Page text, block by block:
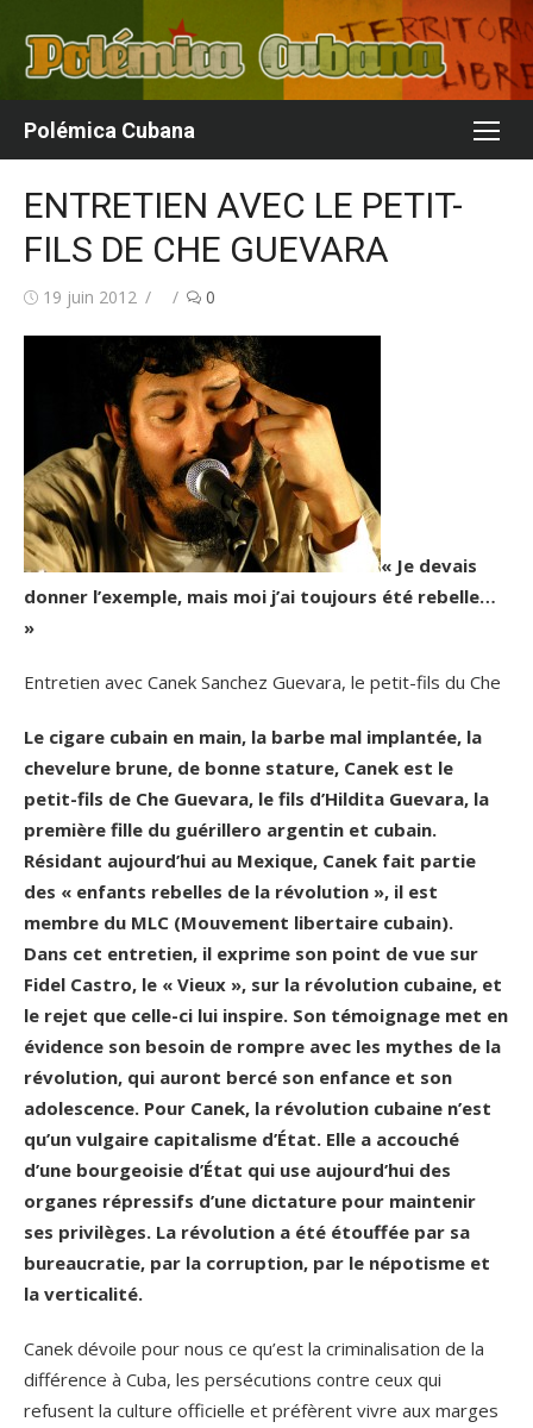
contenu
Polémica Cubana
ENTRETIEN AVEC LE PETIT-
FILS DE CHE GUEVARA
Publié19 juin 2012 Auteur/autrice
0
« Je devais
donner l’exemple, mais moi j’ai toujours été rebelle…
»
Entretien avec Canek Sanchez Guevara, le petit-fils du Che
Le cigare cubain en main, la barbe mal implantée, la
chevelure brune, de bonne stature, Canek est le
petit-fils de Che Guevara, le fils d’Hildita Guevara, la
première fille du guérillero argentin et cubain.
Résidant aujourd’hui au Mexique, Canek fait partie
des « enfants rebelles de la révolution », il est
membre du MLC (Mouvement libertaire cubain).
Dans cet entretien, il exprime son point de vue sur
Fidel Castro, le « Vieux », sur la révolution cubaine, et
le rejet que celle-ci lui inspire. Son témoignage met en
évidence son besoin de rompre avec les mythes de la
révolution, qui auront bercé son enfance et son
adolescence. Pour Canek, la révolution cubaine n’est
qu’un vulgaire capitalisme d’État. Elle a accouché
d’une bourgeoisie d’État qui use aujourd’hui des
organes répressifs d’une dictature pour maintenir
ses privilèges. La révolution a été étouffée par sa
bureaucratie, par la corruption, par le népotisme et
la verticalité.
Canek dévoile pour nous ce qu’est la criminalisation de la
différence à Cuba, les persécutions contre ceux qui
refusent la culture officielle et préfèrent vivre aux marges